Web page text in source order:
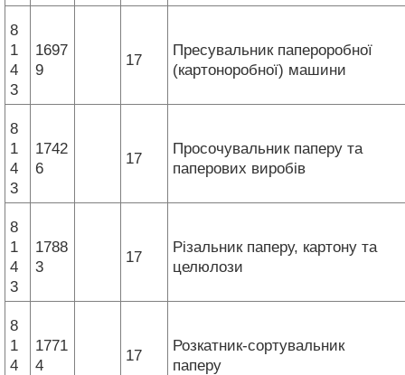
8
1
4
3
1697
9
17
Пресувальник папероробної
(картоноробної) машини
8
1
4
3
1742
6
17
Просочувальник паперу та
паперових виробів
8
1
4
3
1788
3
17
Різальник паперу, картону та
целюлози
8
1
4
1771
4
17
Розкатник-сортувальник
паперу